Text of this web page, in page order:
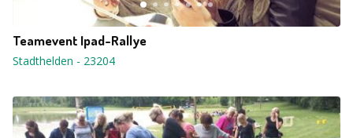
Teamevent Ipad-Rallye
Stadthelden - 23204